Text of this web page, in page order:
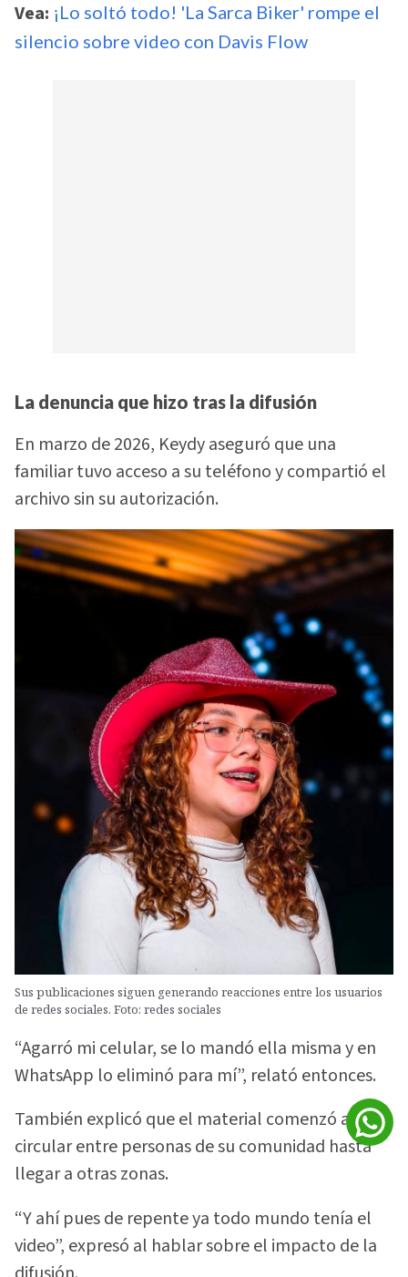
Vea: ¡Lo soltó todo! 'La Sarca Biker' rompe el
silencio sobre video con Davis Flow
La denuncia que hizo tras la difusión
En marzo de 2026, Keydy aseguró que una
familiar tuvo acceso a su teléfono y compartió el
archivo sin su autorización.
Sus publicaciones siguen generando reacciones entre los usuarios
de redes sociales. Foto: redes sociales
“Agarró mi celular, se lo mandó ella misma y en
WhatsApp lo eliminó para mí”, relató entonces.
También explicó que el material comenzó a
circular entre personas de su comunidad hasta
llegar a otras zonas.
“Y ahí pues de repente ya todo mundo tenía el
video”, expresó al hablar sobre el impacto de la